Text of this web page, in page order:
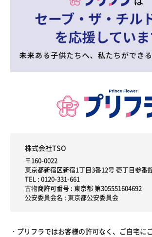
株式会社TSO
〒160-0022
東京都新宿区新宿1丁目3番12号 壱丁目参番
TEL : 0120-331-661
古物商許可番号 : 東京都 第305551604692
公安委員会名 : 東京都公安委員会
プリフラではお客様の許可なく、ご自宅に